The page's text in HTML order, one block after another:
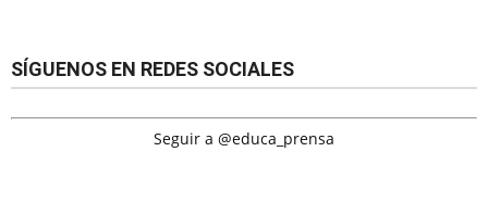
SÍGUENOS EN REDES SOCIALES
Seguir a @educa_prensa